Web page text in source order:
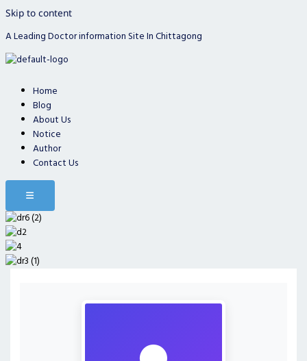
Skip to content
A Leading Doctor information Site In Chittagong
Home
Blog
About Us
Notice
Author
Contact Us
Hamburger Toggle Menu